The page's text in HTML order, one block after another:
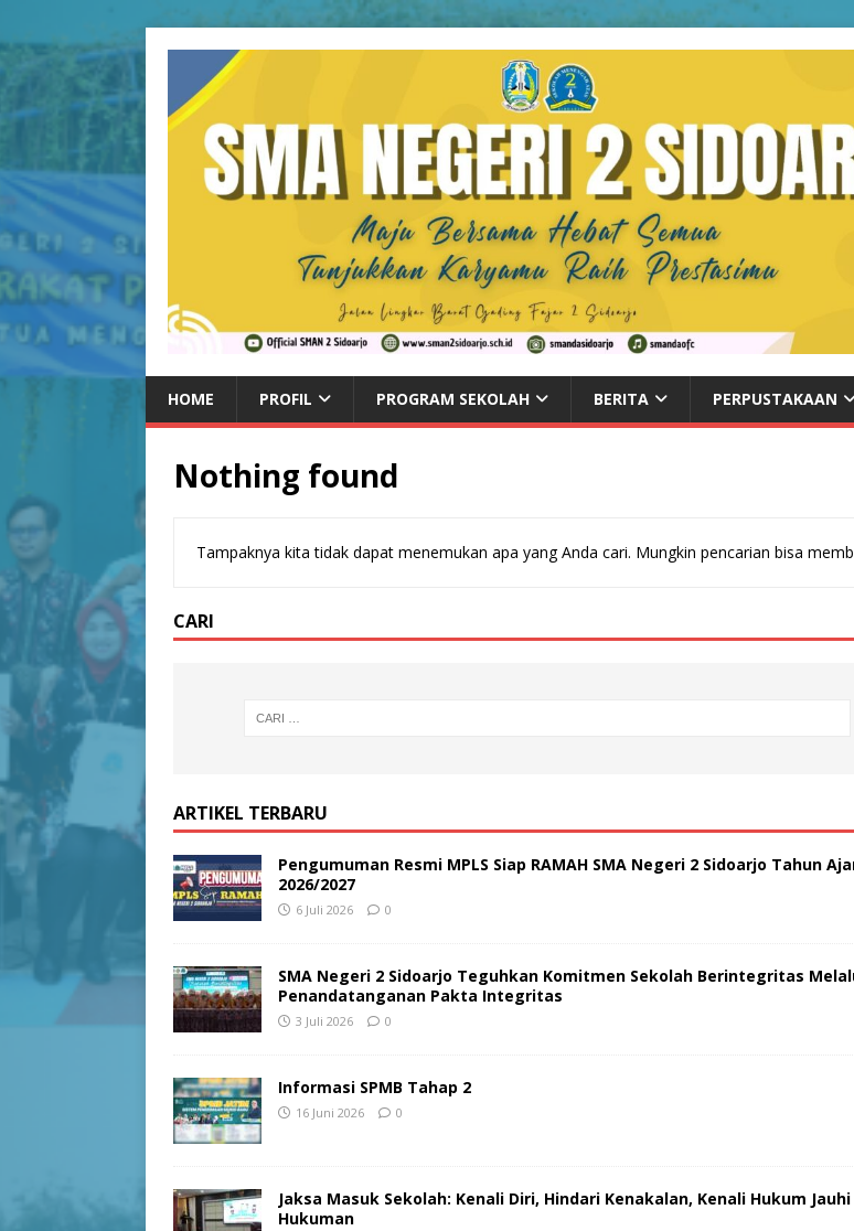
HOME PROFIL PROGRAM SEKOLAH BERITA PERPUSTAKAAN
Nothing found
Tampaknya kita tidak dapat menemukan apa yang Anda cari. Mungkin pencarian bisa
CARI
ARTIKEL TERBARU
Pengumuman Resmi MPLS Siap RAMAH SMA Negeri 2 Sidoarjo Tahun
2026/2027
6 Juli 2026 0
SMA Negeri 2 Sidoarjo Teguhkan Komitmen Sekolah Berintegritas
Penandatanganan Pakta Integritas
3 Juli 2026 0
Informasi SPMB Tahap 2
16 Juni 2026 0
Jaksa Masuk Sekolah: Kenali Diri, Hindari Kenakalan, Kenali Hukum Jauhi
Hukuman